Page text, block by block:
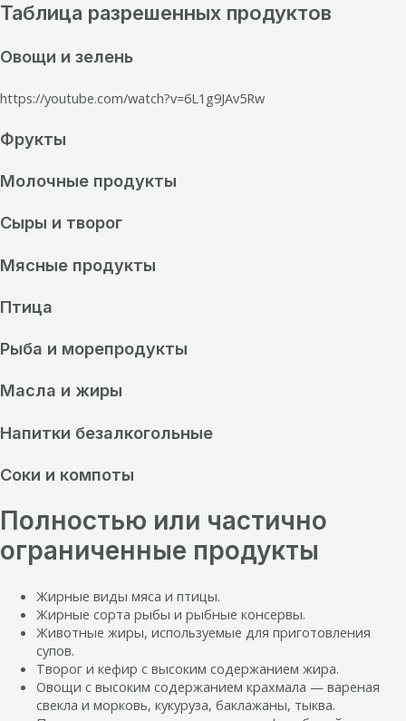
Таблица разрешенных продуктов
Овощи и зелень
https://youtube.com/watch?v=6L1g9JAv5Rw
Фрукты
Молочные продукты
Сыры и творог
Мясные продукты
Птица
Рыба и морепродукты
Масла и жиры
Напитки безалкогольные
Соки и компоты
Полностью или частично
ограниченные продукты
Жирные виды мяса и птицы.
Жирные сорта рыбы и рыбные консервы.
Животные жиры, используемые для приготовления
супов.
Творог и кефир с высоким содержанием жира.
Овощи с высоким содержанием крахмала — вареная
свекла и морковь, кукуруза, баклажаны, тыква.